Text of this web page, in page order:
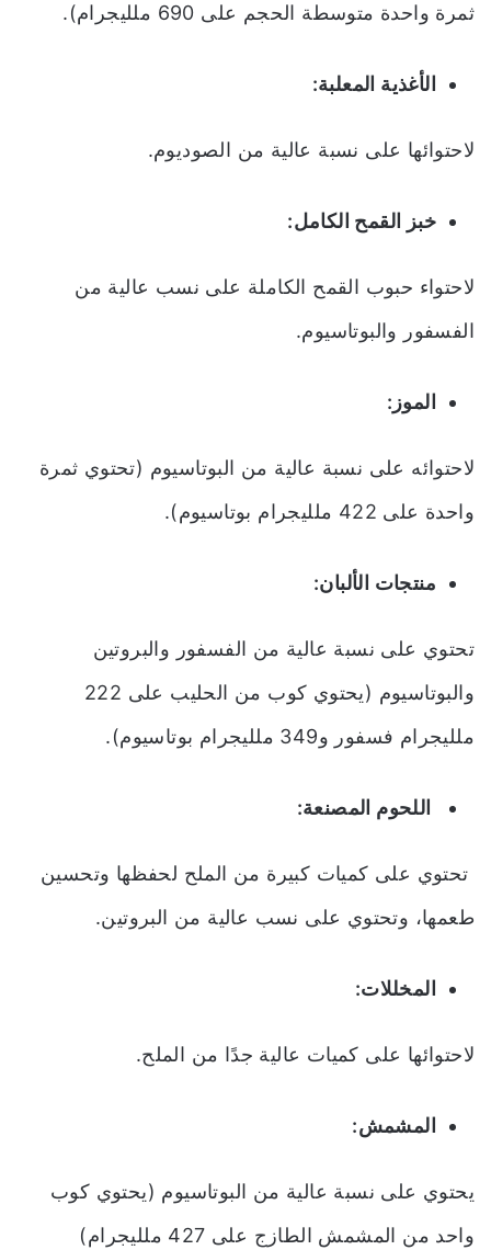
ثمرة واحدة متوسطة الحجم على 690 ملليجرام).
الأغذية المعلبة:
لاحتوائها على نسبة عالية من الصوديوم.
خبز القمح الكامل:
لاحتواء حبوب القمح الكاملة على نسب عالية من
الفسفور والبوتاسيوم.
الموز:
لاحتوائه على نسبة عالية من البوتاسيوم (تحتوي ثمرة
واحدة على 422 ملليجرام بوتاسيوم).
منتجات الألبان:
تحتوي على نسبة عالية من الفسفور والبروتين
والبوتاسيوم (يحتوي كوب من الحليب على 222
ملليجرام فسفور و349 ملليجرام بوتاسيوم).
اللحوم المصنعة:
تحتوي على كميات كبيرة من الملح لحفظها وتحسين
طعمها، وتحتوي على نسب عالية من البروتين.
المخللات:
لاحتوائها على كميات عالية جدًا من الملح.
المشمش:
يحتوي على نسبة عالية من البوتاسيوم (يحتوي كوب
واحد من المشمش الطازج على 427 ملليجرام)